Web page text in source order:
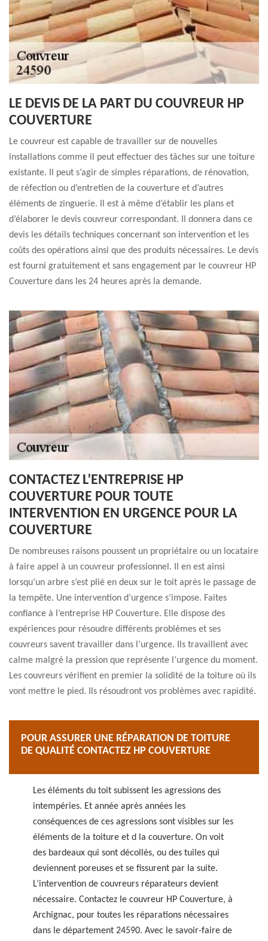
LE DEVIS DE LA PART DU COUVREUR HP
COUVERTURE
Le couvreur est capable de travailler sur de nouvelles
installations comme il peut effectuer des tâches sur une toiture
existante. Il peut s’agir de simples réparations, de rénovation,
de réfection ou d’entretien de la couverture et d’autres
éléments de zinguerie. Il est à même d’établir les plans et
d’élaborer le devis couvreur correspondant. Il donnera dans ce
devis les détails techniques concernant son intervention et les
coûts des opérations ainsi que des produits nécessaires. Le devis
est fourni gratuitement et sans engagement par le couvreur HP
Couverture dans les 24 heures après la demande.
CONTACTEZ L’ENTREPRISE HP
COUVERTURE POUR TOUTE
INTERVENTION EN URGENCE POUR LA
COUVERTURE
De nombreuses raisons poussent un propriétaire ou un locataire
à faire appel à un couvreur professionnel. Il en est ainsi
lorsqu’un arbre s’est plié en deux sur le toit après le passage de
la tempête. Une intervention d’urgence s’impose. Faites
confiance à l’entreprise HP Couverture. Elle dispose des
expériences pour résoudre différents problèmes et ses
couvreurs savent travailler dans l’urgence. Ils travaillent avec
calme malgré la pression que représente l’urgence du moment.
Les couvreurs vérifient en premier la solidité de la toiture où ils
vont mettre le pied. Ils résoudront vos problèmes avec rapidité.
POUR ASSURER UNE RÉPARATION DE TOITURE
DE QUALITÉ CONTACTEZ HP COUVERTURE
Les éléments du toit subissent les agressions des
intempéries. Et année après années les
conséquences de ces agressions sont visibles sur les
éléments de la toiture et d la couverture. On voit
des bardeaux qui sont décollés, ou des tuiles qui
deviennent poreuses et se fissurent par la suite.
L’intervention de couvreurs réparateurs devient
nécessaire. Contactez le couvreur HP Couverture, à
Archignac, pour toutes les réparations nécessaires
dans le département 24590. Avec le savoir-faire de